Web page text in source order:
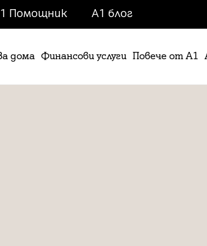
Помощник A1 блог
дома Финансови услуги Повече от А1